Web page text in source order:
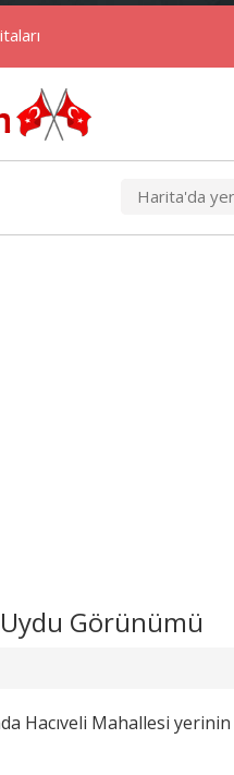
Uydu Görünümü
Hacıveli Mahallesi